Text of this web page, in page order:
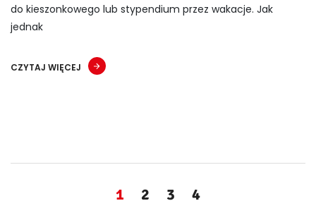
do kieszonkowego lub stypendium przez wakacje. Jak
jednak
CZYTAJ WIĘCEJ
1 2 3 4